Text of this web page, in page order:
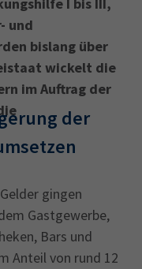
Log-in
und
bislang über
wickelt die
im Auftrag der
der
gingen
Gastgewerbe,
Bars und
Anteil von rund 12